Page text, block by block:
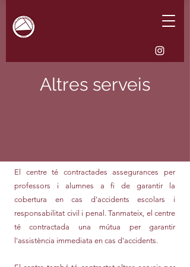
Altres serveis
El centre té contractades assegurances per
professors i alumnes a fi de garantir la
cobertura en cas d'accidents escolars i
responsabilitat civil i penal. Tanmateix, el centre
té contractada una mútua per garantir
l'assistència immediata en cas d'accidents.